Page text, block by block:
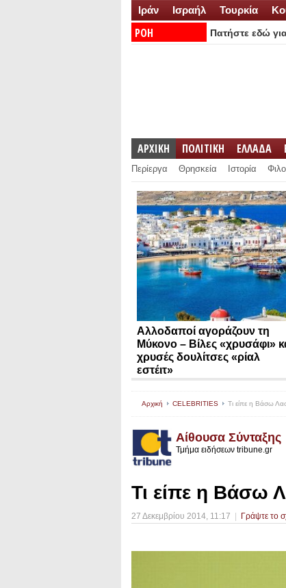
Ιράν Ισραήλ Τουρκία
ΡΟΗ
Πατήστε εδώ
ΑΡΧΙΚΗ ΠΟΛΙΤΙΚΗ ΕΛΛΑΔΑ
Περίεργα Θρησκεία Ιστορία
Αλλοδαποί αγοράζουν τη
Μύκονο – Βίλες «χρυσάφι»
χρυσές δουλίτσες «ρίαλ
εστέιτ»
Αρχική CELEBRITIES Τι είπε η Βάσω
Αίθουσα Σύνταξης
Τμήμα ειδήσεων tribune.gr
Τι είπε η Βάσω
27 Δεκεμβρίου 2014, 11:17 Γράψτε το